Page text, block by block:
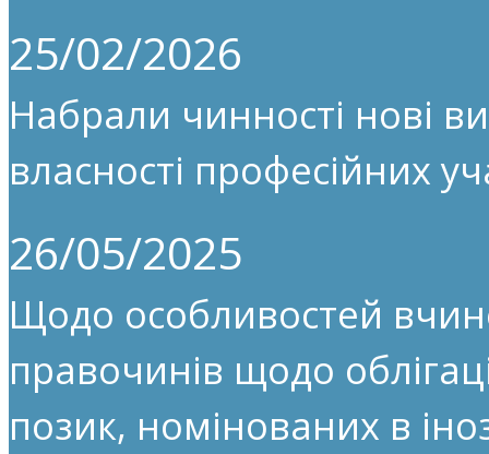
25/02/2026
Набрали чинності нові
власності професійних
26/05/2025
Щодо особливостей
правочинів щодо
позик, номінованих в